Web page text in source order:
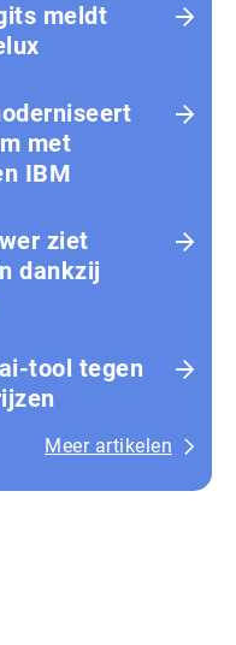
meldt
met
IBM
ziet
dankzij
tool tegen
Meer artikelen